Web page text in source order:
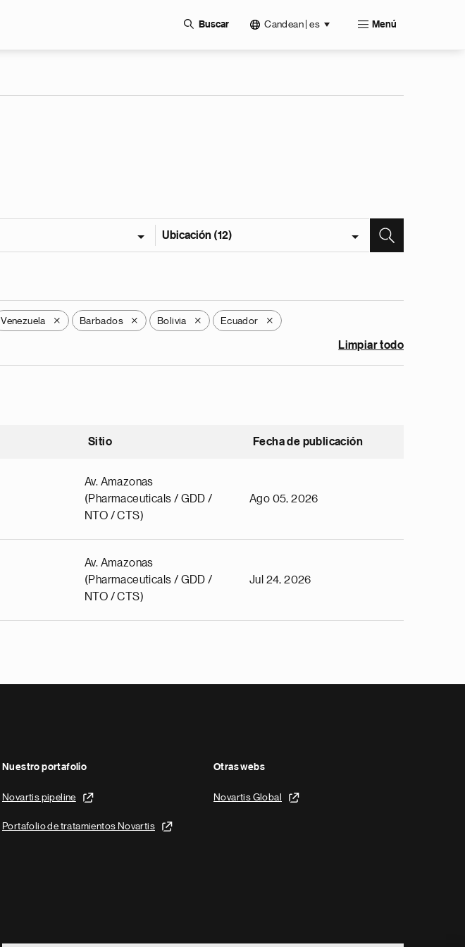
Buscar Candean | es Menú
Ubicación (12)
Venezuela X Barbados X Bolivia X Ecuador X
Limpiar todo
Sitio Fecha de publicación
Av. Amazonas
(Pharmaceuticals / GDD /
NTO / CTS)
Ago 05, 2026
Av. Amazonas
(Pharmaceuticals / GDD /
NTO / CTS)
Jul 24, 2026
Nuestro portafolio
Novartis pipeline
Portafolio de tratamientos Novartis
Otras webs
Novartis Global